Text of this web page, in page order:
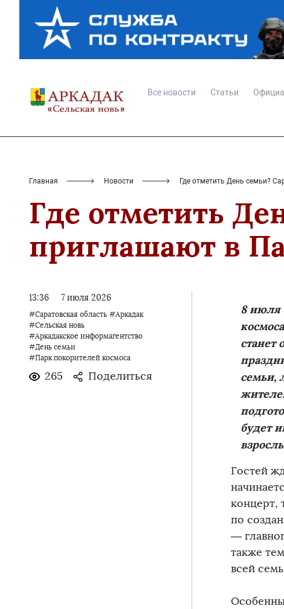
Все новости Статьи
Главная Новости Где отметить День семьи?
Где отметить
приглашают в
13:36 7 июля 2026
#Саратовская область #Аркадак
#Сельская новь
#Аркадакское информагентство
#День семьи
#Парк покорителей космоса
265 Поделиться
8 июля
станет
семьи,
будет
Гостей
концерт,
по
—
также
всей